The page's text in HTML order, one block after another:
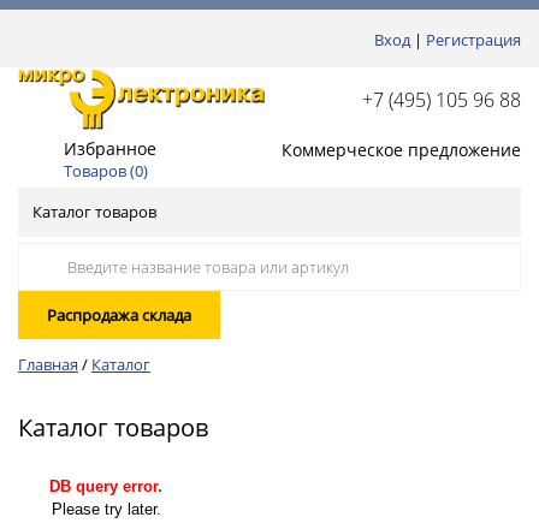
Вход| Регистрация
+7 (495) 105 96 88
Избранное
Товаров (0)
Коммерческое предложение
Каталог товаров
Распродажа склада
Главная / Каталог
Каталог товаров
DB query error.
Please try later.